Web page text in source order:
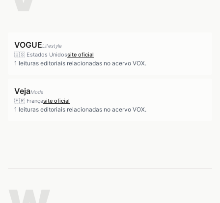
VOGUELifestyle
🇺🇸 Estados Unidossite oficial
1 leituras editoriais relacionadas no acervo VOX.
VejaModa
🇫🇷 Françasite oficial
1 leituras editoriais relacionadas no acervo VOX.